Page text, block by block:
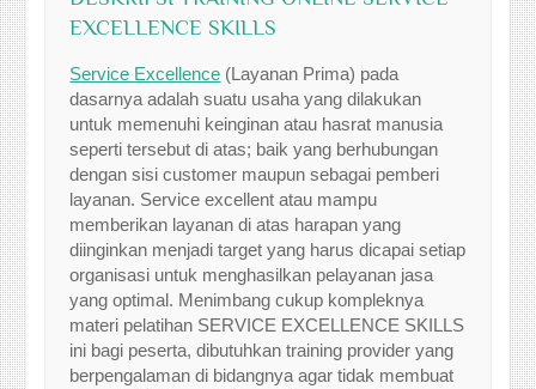
EXCELLENCE SKILLS
Service Excellence (Layanan Prima) pada
dasarnya adalah suatu usaha yang dilakukan
untuk memenuhi keinginan atau hasrat manusia
seperti tersebut di atas; baik yang berhubungan
dengan sisi customer maupun sebagai pemberi
layanan. Service excellent atau mampu
memberikan layanan di atas harapan yang
diinginkan menjadi target yang harus dicapai setiap
organisasi untuk menghasilkan pelayanan jasa
yang optimal. Menimbang cukup kompleknya
materi pelatihan SERVICE EXCELLENCE SKILLS
ini bagi peserta, dibutuhkan training provider yang
berpengalaman di bidangnya agar tidak membuat